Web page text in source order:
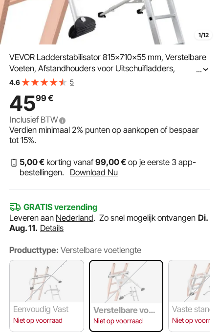
1/12
VEVOR Ladderstabilisator 815x710x55 mm, Verstelbare
Voeten, Afstandhouders voor Uitschuifladders,
Wandladder Accessoires voor Goten, Wandladder
Draagvermogen: 150 kg
...
4.6 5
4599€
Inclusief BTW
Verdien minimaal2% punten op aankopen of bespaar
tot15%.
5,00€ korting vanaf99,00€ op je eerste 3 app-
bestellingen.
Download Nu
GRATIS verzending
Leveren aan Nederland.Zo snel mogelijk ontvangen Di.
Aug. 11. Details
Producttype: Verstelbare voetlengte
Eenvoudig Vast
Niet op voorraad
Verstelbare voetl
engte
Niet op voorraad
Vaste
Niet op